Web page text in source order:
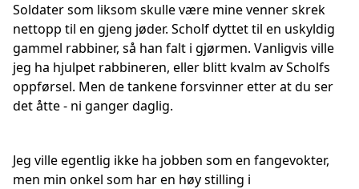
Soldater som liksom skulle være mine venner skrek
nettopp til en gjeng jøder. Scholf dyttet til en uskyldig
gammel rabbiner, så han falt i gjørmen. Vanligvis ville
jeg ha hjulpet rabbineren, eller blitt kvalm av Scholfs
oppførsel. Men de tankene forsvinner etter at du ser
det åtte - ni ganger daglig.
Jeg ville egentlig ikke ha jobben som en fangevokter,
men min onkel som har en høy stilling i